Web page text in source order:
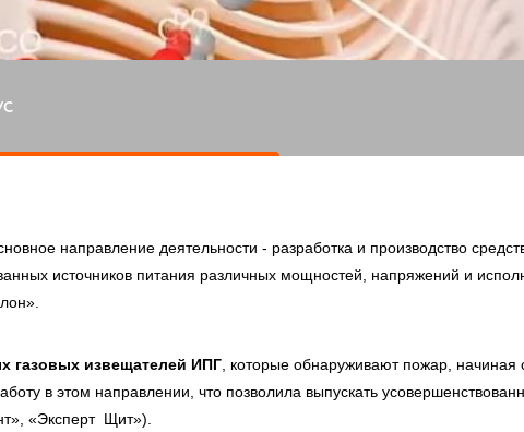
направление деятельности - разработка и производство
источников питания различных мощностей, напряжений и
газовых извещателей ИПГ , которые обнаруживают пожар,
в этом направлении, что позволила выпускать
«Эксперт Щит»).